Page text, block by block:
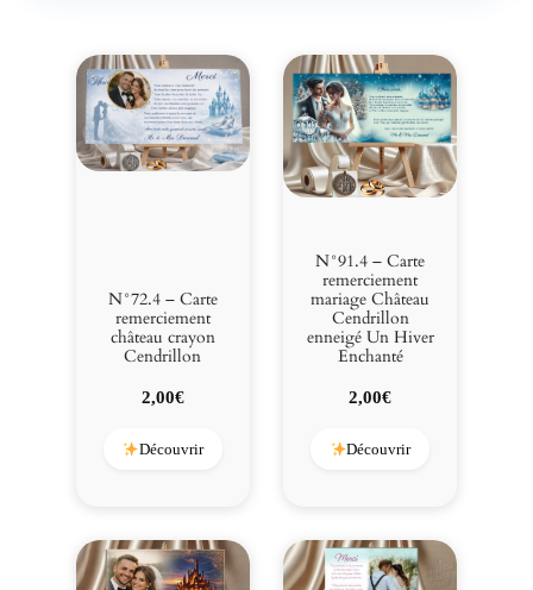
N°72.4 – Carte
remerciement
château crayon
Cendrillon
2,00€
Découvrir
N°91.4 – Carte
remerciement
mariage Château
Cendrillon
enneigé Un Hiver
Enchanté
2,00€
Découvrir